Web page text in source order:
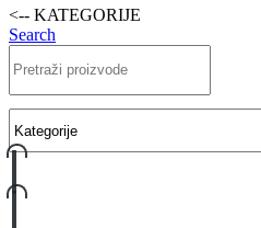
<-- KATEGORIJE
Search